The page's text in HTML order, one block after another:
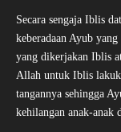
Secara sengaja Iblis
keberadaan Ayub
yang dikerjakan Iblis
Allah untuk Iblis
tangannya sehingga
kehilangan anak-anak